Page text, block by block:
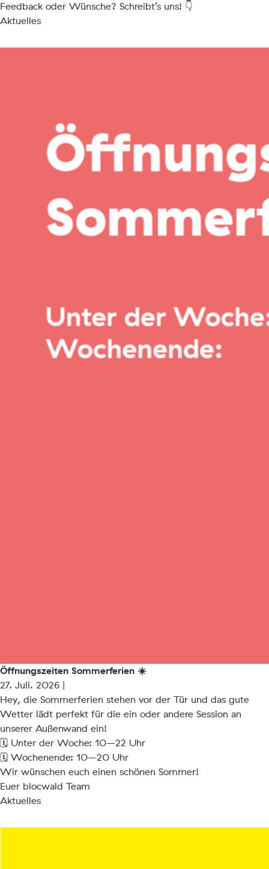
Feedback oder Wünsche? Schreibt’s uns! 👇
Aktuelles
Öffnungszeiten Sommerferien ☀️
27. Juli. 2026 |
Hey, die Sommerferien stehen vor der Tür und das gute
Wetter lädt perfekt für die ein oder andere Session an
unserer Außenwand ein!
🗓 Unter der Woche: 10–22 Uhr
🗓 Wochenende: 10–20 Uhr
Wir wünschen euch einen schönen Sommer!
Euer blocwald Team
Aktuelles